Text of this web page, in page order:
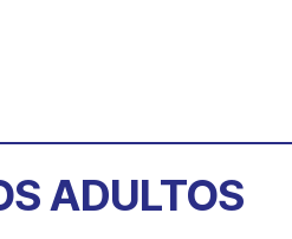
ADULTOS